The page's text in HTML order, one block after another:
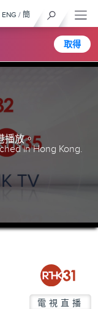
取得
ENG / 簡
播放。
in Hong Kong.
電視直播